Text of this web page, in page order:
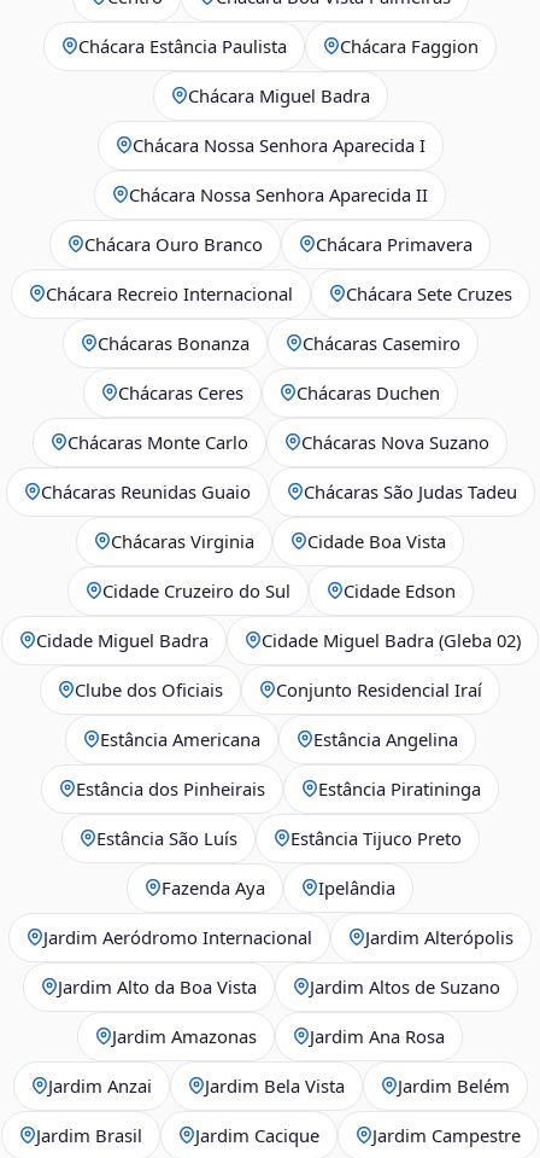
Chácara Estância Paulista Chácara Faggion
Chácara Miguel Badra
Chácara Nossa Senhora Aparecida I
Chácara Nossa Senhora Aparecida II
Chácara Ouro Branco Chácara Primavera
Chácara Recreio Internacional Chácara Sete Cruzes
Chácaras Bonanza Chácaras Casemiro
Chácaras Ceres Chácaras Duchen
Chácaras Monte Carlo Chácaras Nova Suzano
Chácaras Reunidas Guaio Chácaras São Judas Tadeu
Chácaras Virginia Cidade Boa Vista
Cidade Cruzeiro do Sul Cidade Edson
Cidade Miguel Badra Cidade Miguel Badra (Gleba 02)
Clube dos Oficiais Conjunto Residencial Iraí
Estância Americana Estância Angelina
Estância dos Pinheirais Estância Piratininga
Estância São Luís Estância Tijuco Preto
Fazenda Aya Ipelândia
Jardim Aeródromo Internacional Jardim Alterópolis
Jardim Alto da Boa Vista Jardim Altos de Suzano
Jardim Amazonas Jardim Ana Rosa
Jardim Anzai Jardim Bela Vista Jardim Belém
Jardim Brasil Jardim Cacique Jardim Campestre